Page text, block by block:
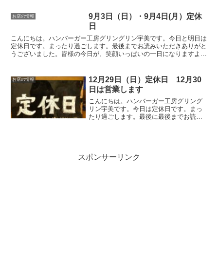
になりますように😊いってらっしゃい。
お店の情報
9月3日（日）・9月4日(月）定休
日
こんにちは。ハンバーガー工房グリングリン宇美です。今日と明日は
定休日です。まったり過ごします。最後までお読みいただきありがと
うございました。皆様の今日が、笑顔いっぱいの一日になりますよう
お店の情報
12月29日（日）定休日 12月30
日は営業します
こんにちは。ハンバーガー工房グリング
リン宇美です。今日は定休日です。まっ
たり過ごします。最後に最後までお読み
スポンサーリンク